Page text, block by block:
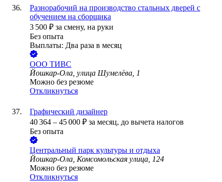
Разнорабочий на производство стальных дверей с
обучением на сборщика
3 500 ₽ за смену, на руки
Без опыта
Выплаты: Два раза в месяц
ООО ТИВС
Йошкар-Ола, улица Шумелёва, 1
Можно без резюме
Откликнуться
Графический дизайнер
40 364 – 45 000 ₽ за месяц, до вычета налогов
Без опыта
Центральный парк культуры и отдыха
Йошкар-Ола, Комсомольская улица, 124
Можно без резюме
Откликнуться